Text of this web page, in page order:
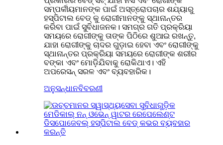
ସମ୍ପର୍କୀୟମାନଙ୍କ ପାଇଁ ଅସ୍ତ୍ରୋପଚାର ଶଯ୍ୟାରୁ
ହସ୍ପିଟାଲ ବେଡ୍ କୁ ରୋଗୀମାନଙ୍କୁ ସ୍ଥାନାନ୍ତର
କରିବା ପାଇଁ ସୁବିଧାଜନକ। ସମଗ୍ର ଗତି ପ୍ରକ୍ରିୟା
ସମୟରେ ରୋଗୀଙ୍କୁ ତାଙ୍କ ପିଠିରେ ଶୁଆଇ ରଖନ୍ତୁ,
ଯାହା ରୋଗୀଙ୍କୁ ଚାଦର ଗୁଡ଼ାଇ ହେବା ଏବଂ ରୋଗୀଙ୍କୁ
ସ୍ଥାନାନ୍ତର ପ୍ରକ୍ରିୟା ସମୟରେ ରୋଗୀଙ୍କ ଶରୀର
ବଙ୍କା ଏବଂ ମୋଡ଼ିଯିବାକୁ ରୋକିଥାଏ। ଏହି
ଅପରେସନ୍ ସରଳ ଏବଂ ବ୍ୟବହାରିକ।
ଅନୁସନ୍ଧାନବିବରଣୀ